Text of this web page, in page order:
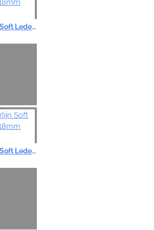
Boon Dresseerlijn Soft Leder - Cognac 18mm 200cm
Boon Dresseerlijn Soft Leder - Cognac 18mm 250cm